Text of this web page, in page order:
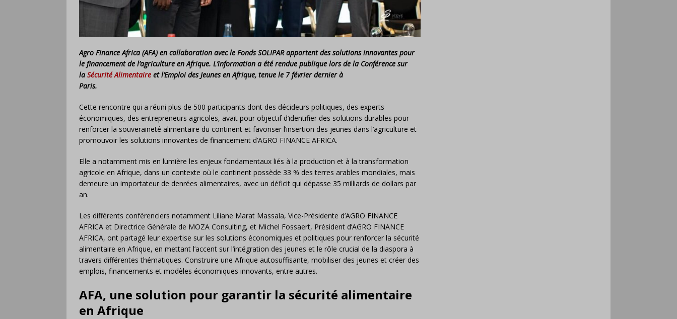
Agro Finance Africa (AFA) en collaboration avec le Fonds SOLIPAR apportent des solutions innovantes pour
le financement de l’agriculture en Afrique. L’information a été rendue publique lors de la Conférence sur
la Sécurité Alimentaire et l’Emploi des Jeunes en Afrique, tenue le 7 février dernier à
Paris.
Cette rencontre qui a réuni plus de 500 participants dont des décideurs politiques, des experts
économiques, des entrepreneurs agricoles, avait pour objectif d’identifier des solutions durables pour
renforcer la souveraineté alimentaire du continent et favoriser l’insertion des jeunes dans l’agriculture et
promouvoir les solutions innovantes de financement d’AGRO FINANCE AFRICA.
Elle a notamment mis en lumière les enjeux fondamentaux liés à la production et à la transformation
agricole en Afrique, dans un contexte où le continent possède 33 % des terres arables mondiales, mais
demeure un importateur de denrées alimentaires, avec un déficit qui dépasse 35 milliards de dollars par
an.
Les différents conférenciers notamment Liliane Marat Massala, Vice-Présidente d’AGRO FINANCE
AFRICA et Directrice Générale de MOZA Consulting, et Michel Fossaert, Président d’AGRO FINANCE
AFRICA, ont partagé leur expertise sur les solutions économiques et politiques pour renforcer la sécurité
alimentaire en Afrique, en mettant l’accent sur l’intégration des jeunes et le rôle crucial de la diaspora à
travers différentes thématiques. Construire une Afrique autosuffisante, mobiliser des jeunes et créer des
emplois, financements et modèles économiques innovants, entre autres.
AFA, une solution pour garantir la sécurité alimentaire
en Afrique